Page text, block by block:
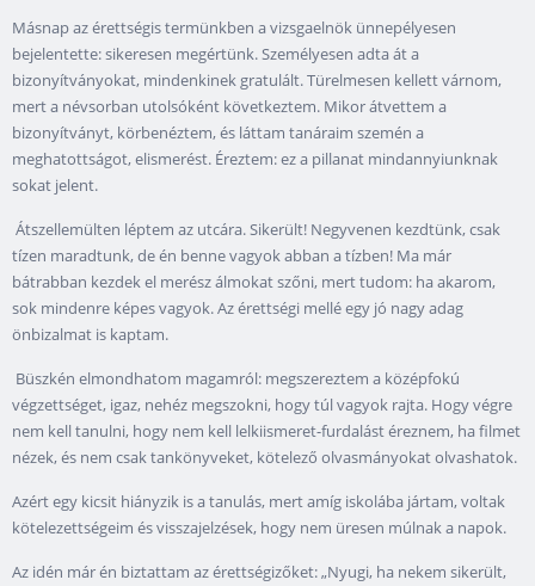
Másnap az érettségis termünkben a vizsgaelnök ünnepélyesen
bejelentette: sikeresen megértünk. Személyesen adta át a
bizonyítványokat, mindenkinek gratulált. Türelmesen kellett várnom,
mert a névsorban utolsóként következtem. Mikor átvettem a
bizonyítványt, körbenéztem, és láttam tanáraim szemén a
meghatottságot, elismerést. Éreztem: ez a pillanat mindannyiunknak
sokat jelent.
Átszellemülten léptem az utcára. Sikerült! Negyvenen kezdtünk, csak
tízen maradtunk, de én benne vagyok abban a tízben! Ma már
bátrabban kezdek el merész álmokat szőni, mert tudom: ha akarom,
sok mindenre képes vagyok. Az érettségi mellé egy jó nagy adag
önbizalmat is kaptam.
Büszkén elmondhatom magamról: megszereztem a középfokú
végzettséget, igaz, nehéz megszokni, hogy túl vagyok rajta. Hogy végre
nem kell tanulni, hogy nem kell lelkiismeret-furdalást éreznem, ha filmet
nézek, és nem csak tankönyveket, kötelező olvasmányokat olvashatok.
Azért egy kicsit hiányzik is a tanulás, mert amíg iskolába jártam, voltak
kötelezettségeim és visszajelzések, hogy nem üresen múlnak a napok.
Az idén már én biztattam az érettségizőket: „Nyugi, ha nekem sikerült,